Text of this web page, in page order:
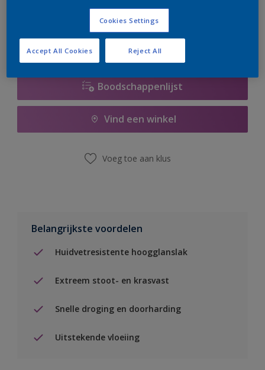
er hard aan om de voorraad aan te vullen.
Boodschappenlijst
Vind een winkel
Voeg toe aan klus
Belangrijkste voordelen
Huidvetresistente hoogglanslak
Extreem stoot- en krasvast
Snelle droging en doorharding
Uitstekende vloeiing
Cookies Settings
Reject All
Accept All Cookies